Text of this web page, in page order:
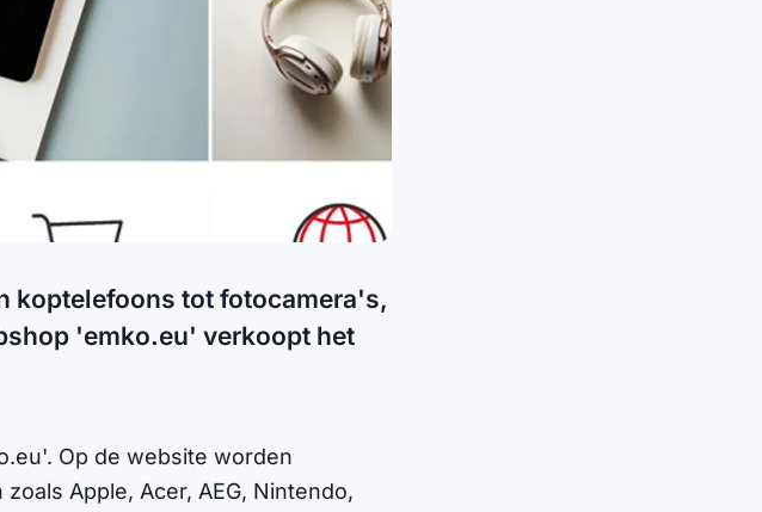
koptelefoons tot fotocamera's,
'emko.eu' verkoopt het
Op de website worden
Apple, Acer, AEG, Nintendo,